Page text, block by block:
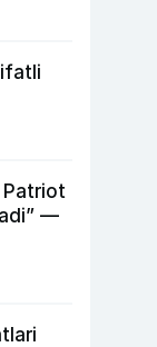
Patriot
—